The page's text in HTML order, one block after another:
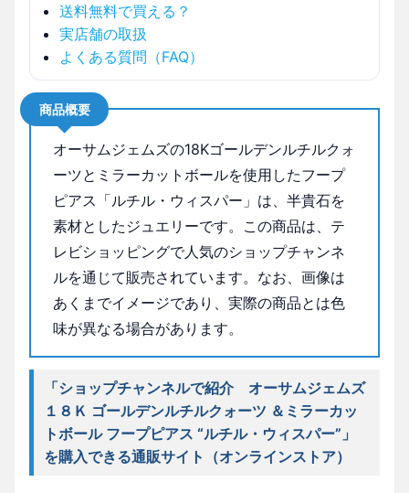
送料無料で買える？
実店舗の取扱
よくある質問（FAQ）
商品概要
オーサムジェムズの18Kゴールデンルチルクォ
ーツとミラーカットボールを使用したフープ
ピアス「ルチル・ウィスパー」は、半貴石を
素材としたジュエリーです。この商品は、テ
レビショッピングで人気のショップチャンネ
ルを通じて販売されています。なお、画像は
あくまでイメージであり、実際の商品とは色
味が異なる場合があります。
「ショップチャンネルで紹介 オーサムジェムズ
１８Ｋ ゴールデンルチルクォーツ ＆ミラーカッ
トボール フープピアス “ルチル・ウィスパー”」
を購入できる通販サイト（オンラインストア）